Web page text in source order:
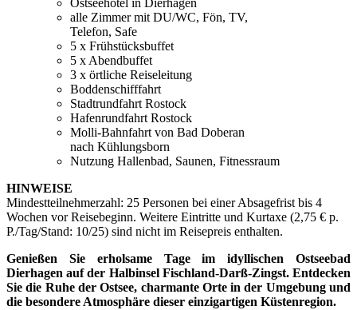
Ostseehotel in Dierhagen
alle Zimmer mit DU/WC, Fön, TV,
Telefon, Safe
5 x Frühstücksbuffet
5 x Abendbuffet
3 x örtliche Reiseleitung
Boddenschifffahrt
Stadtrundfahrt Rostock
Hafenrundfahrt Rostock
Molli-Bahnfahrt von Bad Doberan
nach Kühlungsborn
Nutzung Hallenbad, Saunen, Fitnessraum
HINWEISE
Mindestteilnehmerzahl: 25 Personen bei einer Absagefrist bis 4
Wochen vor Reisebeginn. Weitere Eintritte und Kurtaxe (2,75 € p.
P./Tag/Stand: 10/25) sind nicht im Reisepreis enthalten.
Genießen Sie erholsame Tage im idyllischen Ostseebad
Dierhagen auf der Halbinsel Fischland-Darß-Zingst. Entdecken
Sie die Ruhe der Ostsee, charmante Orte in der Umgebung und
die besondere Atmosphäre dieser einzigartigen Küstenregion.